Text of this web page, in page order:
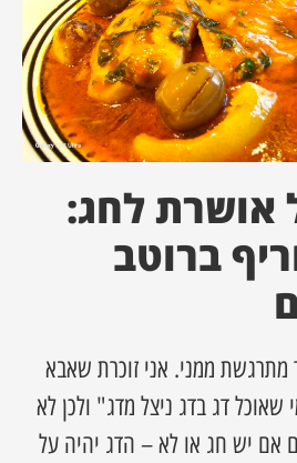
אושרת לחג:
ברוטב
מתרגשת ממני. אני זוכרת שאבא
דג בדג ניצל מדג" ולכן לא
אם יש חג או לא – הדג יהיה על